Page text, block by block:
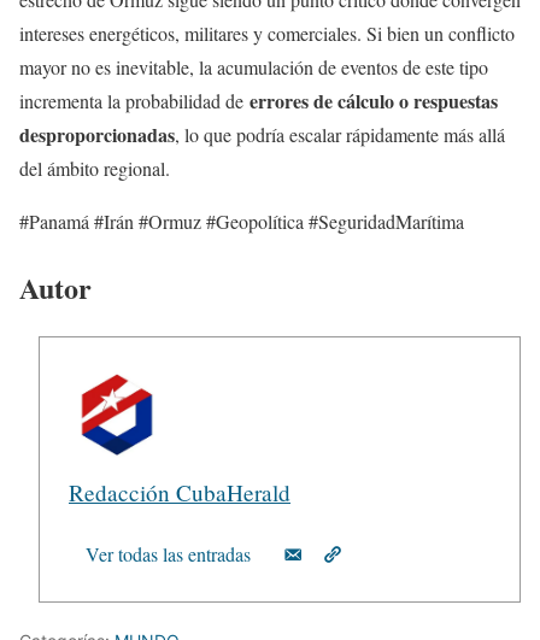
intereses energéticos, militares y comerciales. Si bien un conflicto
mayor no es inevitable, la acumulación de eventos de este tipo
incrementa la probabilidad de errores de cálculo o respuestas
desproporcionadas, lo que podría escalar rápidamente más allá
del ámbito regional.
#Panamá #Irán #Ormuz #Geopolítica #SeguridadMarítima
Autor
Redacción CubaHerald
Ver todas las entradas